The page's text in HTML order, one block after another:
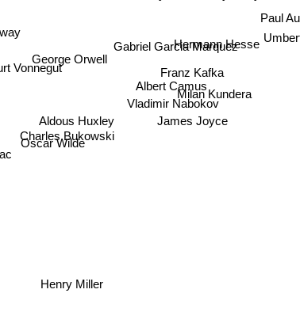
Hermann Hesse
Franz Kafka
Albert Camus
Aldous Huxley
Milan Kundera
George Orwell Gabriel Garcia Marquez
Charles Bukowski
Vladimir Nabokov
Oscar Wilde
James Joyce
Vonnegut
Henry Miller
Paul